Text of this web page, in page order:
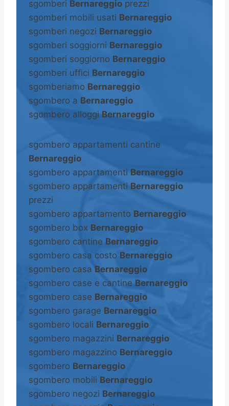
sgomberi Bernareggio prezzi
sgomberi mobili usati Bernareggio
sgomberi negozi Bernareggio
sgomberi soggiorni Bernareggio
sgomberi soggiorno Bernareggio
sgomberi uffici Bernareggio
sgomberiamo Bernareggio
sgombero a Bernareggio
sgombero alloggi Bernareggio
sgombero appartamenti cantine
Bernareggio
sgombero appartamenti Bernareggio
sgombero appartamenti Bernareggio
prezzi
sgombero appartamento Bernareggio
sgombero box Bernareggio
sgombero cantine Bernareggio
sgombero casa costo Bernareggio
sgombero casa Bernareggio
sgombero case e cantine Bernareggio
sgombero case Bernareggio
sgombero garage Bernareggio
sgombero locali Bernareggio
sgombero magazzini Bernareggio
sgombero magazzino Bernareggio
sgombero Bernareggio
sgombero mobili Bernareggio
sgombero negozi Bernareggio